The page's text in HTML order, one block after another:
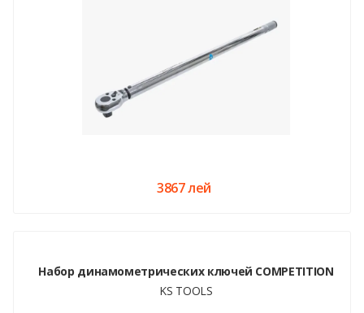
3867 лей
Набор динамометрических ключей COMPETITION
KS TOOLS